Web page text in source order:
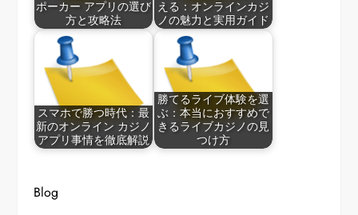
ポーカー アプリの選び
方と攻略法
える：オンラインカジ
ノの魅力と実用ガイド
スマホで勝つ時代：最
新のオンライン カジノ
アプリ事情を徹底解説
勝てるライブ体験を選
ぶ：本当におすすめで
きるライブカジノの見
つけ方
Blog